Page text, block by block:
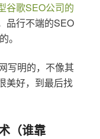
谷歌SEO公司的
品行不端的SEO
。
写明的，不像其
美好，到最后找
（谁靠